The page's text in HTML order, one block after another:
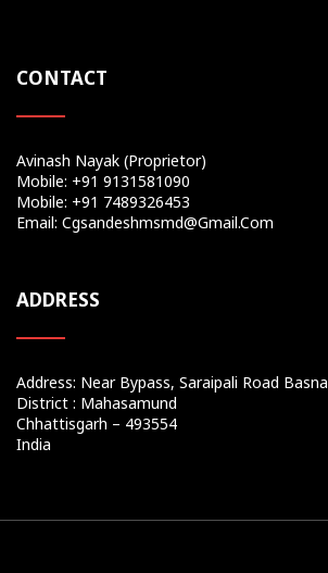
CONTACT
Avinash Nayak (Proprietor)
Mobile: +91 9131581090
Mobile: +91 7489326453
Email: Cgsandeshmsmd@gmail.com
ADDRESS
Address: Near Bypass, Saraipali Road Basna
District : Mahasamund
Chhattisgarh – 493554
India